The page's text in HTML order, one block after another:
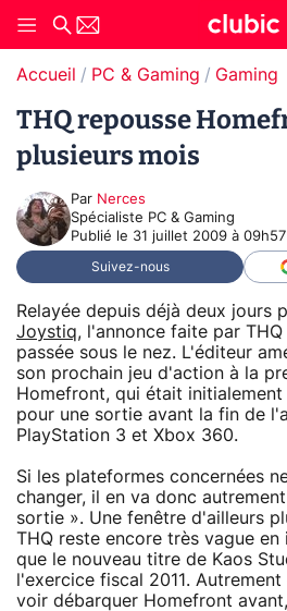
Accueil PC & Gaming Gaming
THQ repousse
plusieurs mois
Par Nerces
Spécialiste PC & Gaming
Publié le 31 juillet 2009 à 09h57
Suivez-nous
Relayée depuis déjà deux jours
Joystiq, l'annonce faite par
passée sous le nez. L'éditeur
son prochain jeu d'action à la
Homefront, qui était
pour une sortie avant la fin de
PlayStation 3 et Xbox 360.
Si les plateformes concernées
changer, il en va donc
sortie ». Une fenêtre d'ailleurs
THQ reste encore très vague
que le nouveau titre de Kaos
l'exercice fiscal 2011.
voir débarquer Homefront